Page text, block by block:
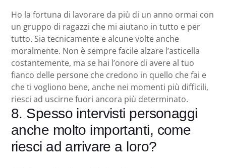
Ho la fortuna di lavorare da più di un anno ormai con
un gruppo di ragazzi che mi aiutano in tutto e per
tutto. Sia tecnicamente e alcune volte anche
moralmente. Non è sempre facile alzare l’asticella
costantemente, ma se hai l’onore di avere al tuo
fianco delle persone che credono in quello che fai e
che ti vogliono bene, anche nei momenti più difficili,
riesci ad uscirne fuori ancora più determinato.
8. Spesso intervisti personaggi
anche molto importanti, come
riesci ad arrivare a loro?